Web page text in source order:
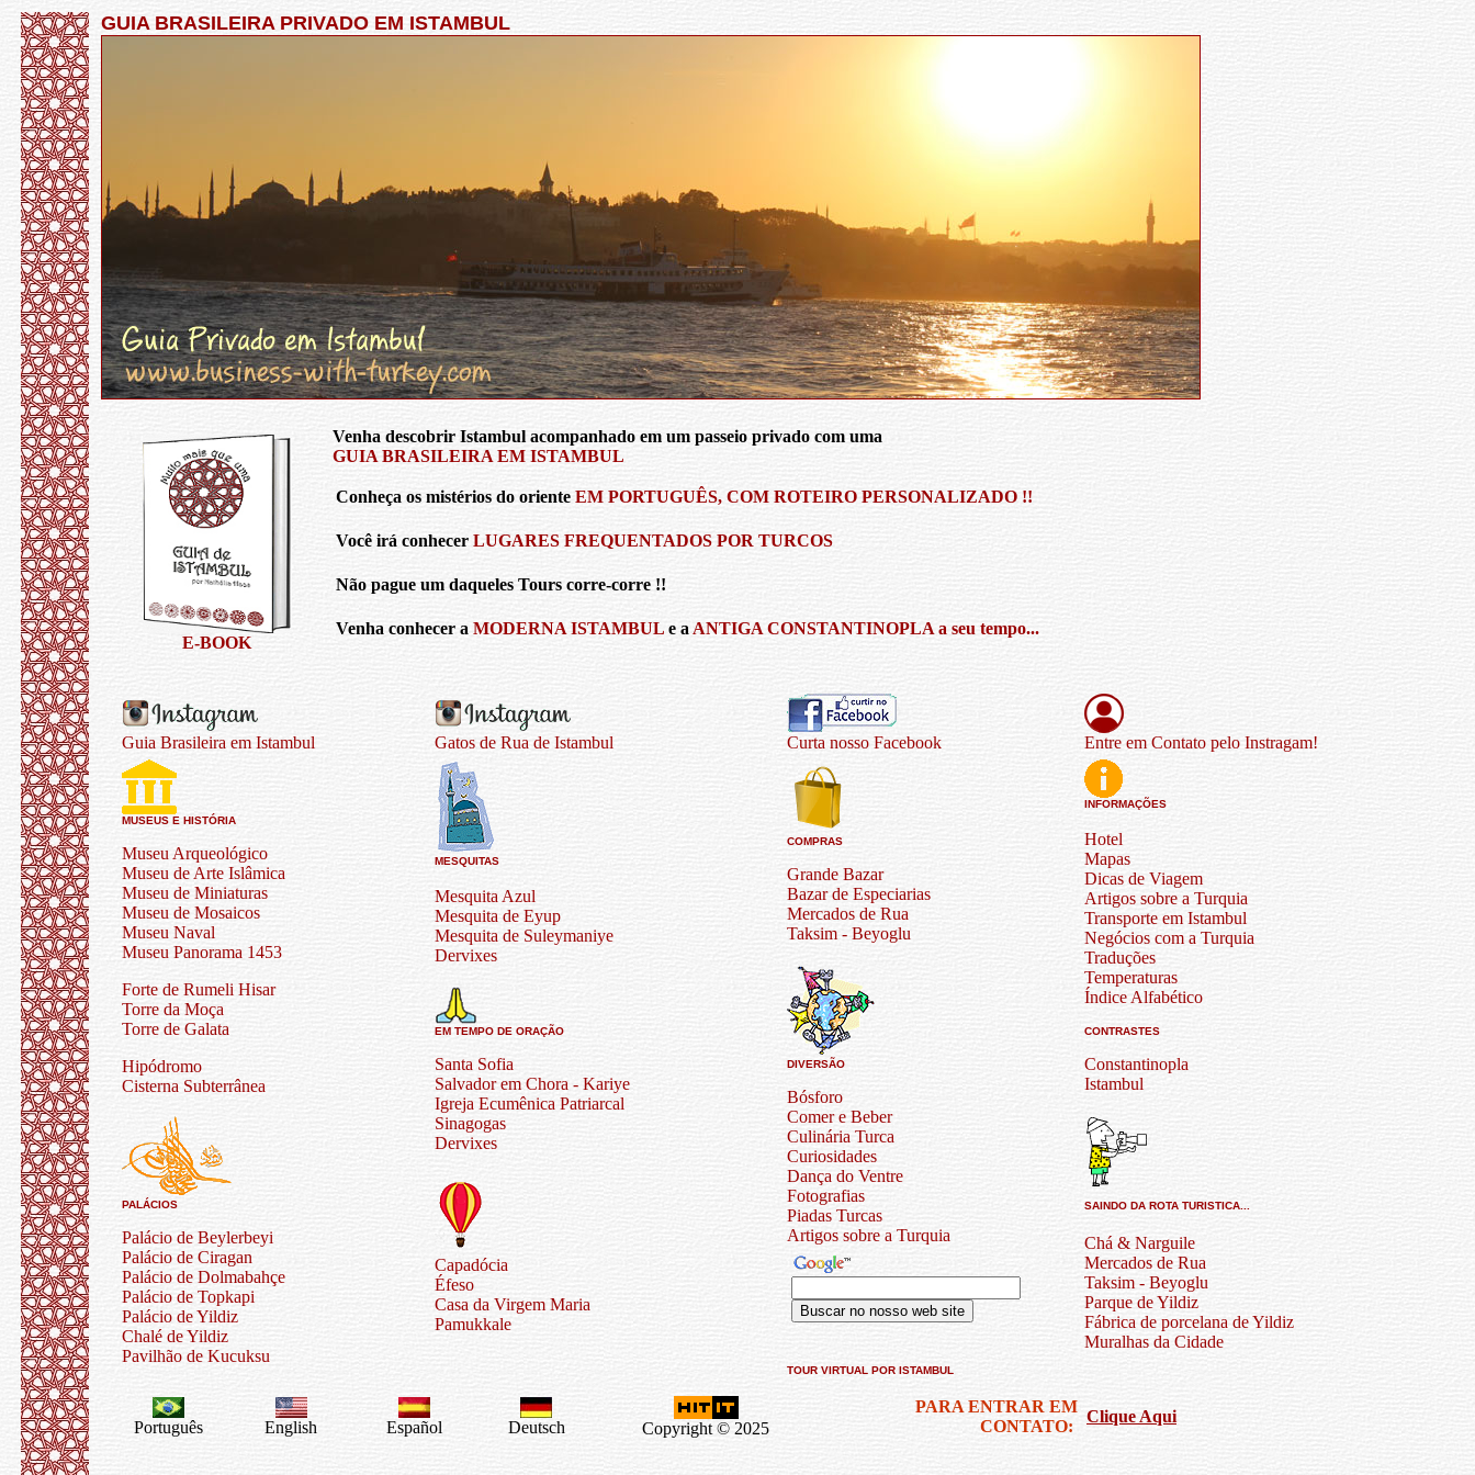
GUIA BRASILEIRA PRIVADO EM ISTAMBUL
E-BOOK
Venha descobrir Istambul acompanhado em um passeio privado com uma
GUIA BRASILEIRA EM ISTAMBUL
Conheça os mistérios do oriente EM PORTUGUÊS, COM ROTEIRO PERSONALIZADO !!
Você irá conhecer LUGARES FREQUENTADOS POR TURCOS
Não pague um daqueles Tours corre-corre !!
Venha conhecer a MODERNA ISTAMBUL e a ANTIGA CONSTANTINOPLA a seu tempo...
Guia Brasileira em Istambul Gatos de Rua de Istambul Curta nosso Facebook Entre em Contato pelo Instragam!
MUSEUS E HISTÓRIA
Museu Arqueológico
Museu de Arte Islâmica
Museu de Miniaturas
Museu de Mosaicos
Museu Naval
Museu Panorama 1453
Forte de Rumeli Hisar
Torre da Moça
Torre de Galata
Hipódromo
Cisterna Subterrânea
PALÁCIOS
Palácio de Beylerbeyi
Palácio de Ciragan
Palácio de Dolmabahçe
Palácio de Topkapi
Palácio de Yildiz
Chalé de Yildiz
Pavilhão de Kucuksu
MESQUITAS
Mesquita Azul
Mesquita de Eyup
Mesquita de Suleymaniye
Dervixes
EM TEMPO DE ORAÇÃO
Santa Sofia
Salvador em Chora - Kariye
Igreja Ecumênica Patriarcal
Sinagogas
Dervixes
Capadócia
Éfeso
Casa da Virgem Maria
Pamukkale
COMPRAS
Grande Bazar
Bazar de Especiarias
Mercados de Rua
Taksim - Beyoglu
DIVERSÃO
Bósforo
Comer e Beber
Culinária Turca
Curiosidades
Dança do Ventre
Fotografias
Piadas Turcas
Artigos sobre a Turquia
TOUR VIRTUAL POR ISTAMBUL
INFORMAÇÕES
Hotel
Mapas
Dicas de Viagem
Artigos sobre a Turquia
Transporte em Istambul
Negócios com a Turquia
Traduções
Temperaturas
Índice Alfabético
CONTRASTES
Constantinopla
Istambul
SAINDO DA ROTA TURISTICA...
Chá & Narguile
Mercados de Rua
Taksim - Beyoglu
Parque de Yildiz
Fábrica de porcelana de Yildiz
Muralhas da Cidade
Português English Español Deutsch Copyright © 2025
PARA ENTRAR EM
CONTATO:
Clique Aqui